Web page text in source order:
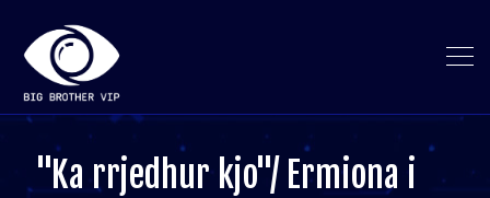
"Ka rrjedhur kjo"/ Ermiona i